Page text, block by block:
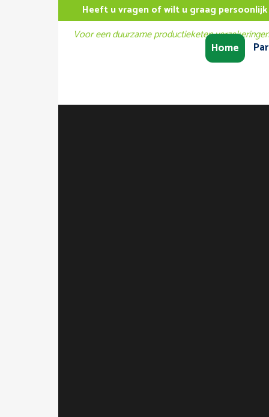
Heeft u vragen of wilt u graag persoonlijk
Home